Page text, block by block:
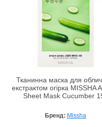
Тканинна маска для
екстрактом огірка MISSHA
Sheet Mask Cucumber
Бренд: Missha